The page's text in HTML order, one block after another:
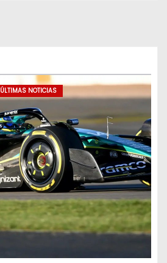
ÚLTIMAS NOTICIAS